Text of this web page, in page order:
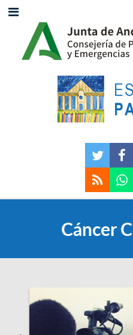
Cáncer